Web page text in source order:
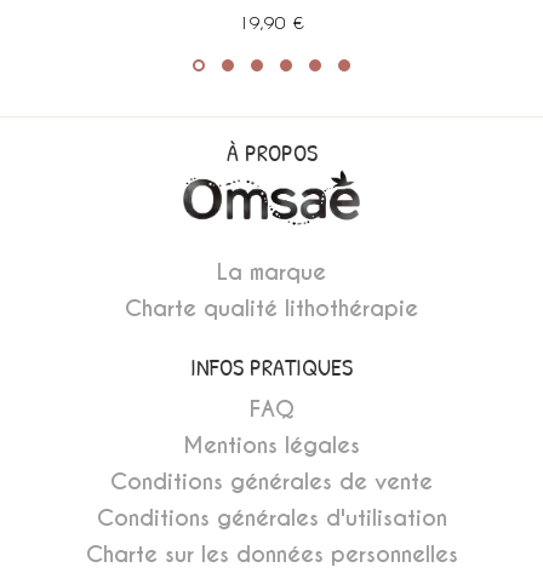
19,90 €
À PROPOS
La marque
Charte qualité lithothérapie
INFOS PRATIQUES
FAQ
Mentions légales
Conditions générales de vente
Conditions générales d'utilisation
Charte sur les données personnelles